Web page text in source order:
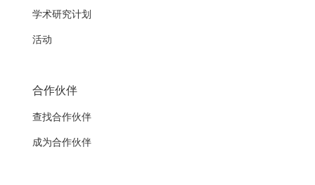
学术研究计划
活动
合作伙伴
查找合作伙伴
成为合作伙伴